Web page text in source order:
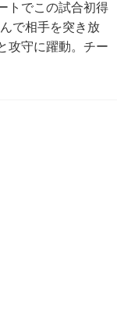
トでこの試合初得
で相手を突き放
攻守に躍動。チー